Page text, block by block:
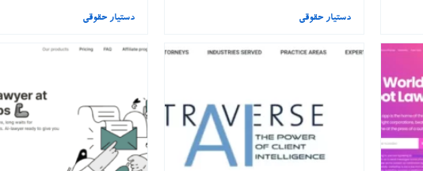
دستیار حقوقی دستیار حقوقی